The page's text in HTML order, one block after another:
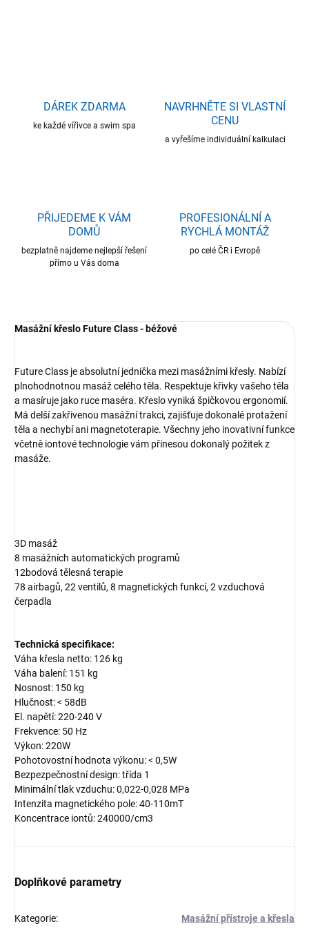
DÁREK ZDARMA
ke každé vířivce a swim spa
NAVRHNĚTE SI VLASTNÍ
CENU
a vyřešíme individuální kalkulaci
PŘIJEDEME K VÁM
DOMŮ
bezplatně najdeme nejlepší řešení
přímo u Vás doma
PROFESIONÁLNÍ A
RYCHLÁ MONTÁŽ
po celé ČR i Evropě
Masážní křeslo Future Class - béžové
Future Class je absolutní jednička mezi masážními křesly. Nabízí
plnohodnotnou masáž celého těla. Respektuje křivky vašeho těla
a masíruje jako ruce maséra. Křeslo vyniká špičkovou ergonomií.
Má delší zakřivenou masážní trakci, zajišťuje dokonalé protažení
těla a nechybí ani magnetoterapie. Všechny jeho inovativní funkce
včetně iontové technologie vám přinesou dokonalý požitek z
masáže.
3D masáž
8 masážních automatických programů
12bodová tělesná terapie
78 airbagů, 22 ventilů, 8 magnetických funkcí, 2 vzduchová
čerpadla
Technická specifikace:
Váha křesla netto: 126 kg
Váha balení: 151 kg
Nosnost: 150 kg
Hlučnost: < 58dB
El. napětí: 220-240 V
Frekvence: 50 Hz
Výkon: 220W
Pohotovostní hodnota výkonu: < 0,5W
Bezpezpečnostní design: třída 1
Minimální tlak vzduchu: 0,022-0,028 MPa
Intenzita magnetického pole: 40-110mT
Koncentrace iontů: 240000/cm3
Doplňkové parametry
Kategorie: Masážní přístroje a křesla